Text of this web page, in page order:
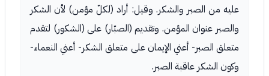
عليه من الصبر والشكر. وقيل: أراد (لكلّ مؤمن) لأن الشكر
والصبر عنوان المؤمن. وتقديم (الصبّار) على (الشكور) لتقدم
متعلق الصبر- أعني الإيمان على متعلق الشكر- أعني النعماء-
وكون الشكر عاقبة الصبر.